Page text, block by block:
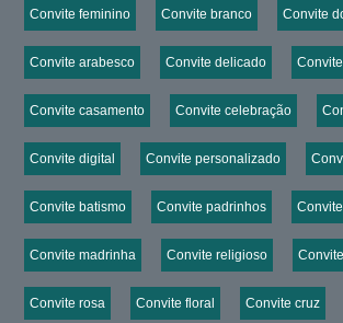
Convite feminino Convite branco Convite
Convite arabesco Convite delicado
Convite casamento Convite celebração
Convite digital Convite personalizado
Convite batismo Convite padrinhos
Convite madrinha Convite religioso
Convite rosa Convite floral Convite cruz